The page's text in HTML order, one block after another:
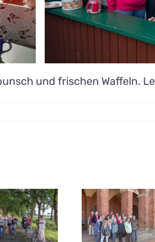
und frischen Waffeln.